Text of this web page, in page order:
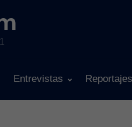
Entrevistas Reportajes